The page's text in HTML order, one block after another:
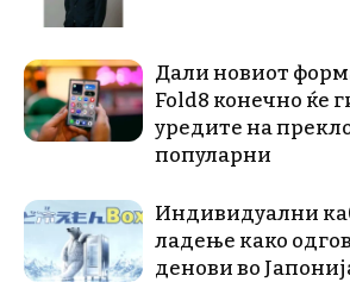
Дали новиот
Fold8 конечно ќе
уредите на
популарни
Индивидуални
ладење како
денови во